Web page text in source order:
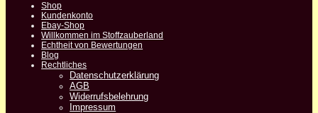
Shop
Kundenkonto
Ebay-Shop
Willkommen im Stoffzauberland
Echtheit von Bewertungen
Blog
Rechtliches
Datenschutzerklärung
AGB
Widerrufsbelehrung
Impressum